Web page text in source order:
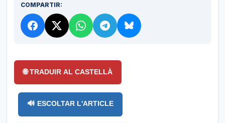
COMPARTIR:
🌐 TRADUIR AL CASTELLÀ
🔊 ESCOLTAR L'ARTICLE